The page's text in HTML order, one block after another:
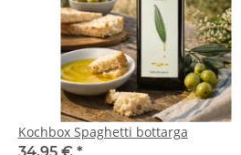
Kochbox Spaghetti bottarga
34,95 € *